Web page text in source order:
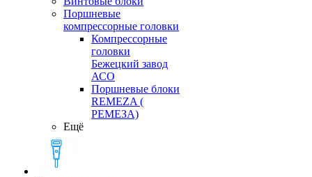
Поршневые
компрессорные головки
Компрессорные
головки
Бежецкий завод
АСО
Поршневые блоки
REMEZA (
РЕМЕЗА)
Ещё